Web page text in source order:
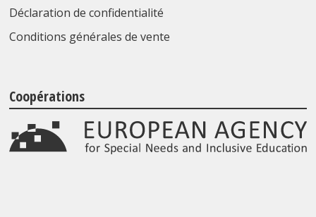
Déclaration de confidentialité
Conditions générales de vente
Coopérations